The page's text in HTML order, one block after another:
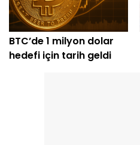
BTC’de 1 milyon dolar
hedefi için tarih geldi